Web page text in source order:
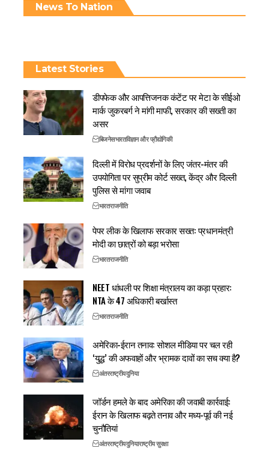
News To Nation
Latest Stories
डीपफेक और आपत्तिजनक कंटेंट पर मेटा के सीईओ
मार्क जुकरबर्ग ने मांगी माफी, सरकार की सख्ती का
असर
बिजनेसभारतविज्ञान और प्रौद्योगिकी
दिल्ली में विरोध प्रदर्शनों के लिए जंतर-मंतर की
उपयोगिता पर सुप्रीम कोर्ट सख्त, केंद्र और दिल्ली
पुलिस से मांगा जवाब
भारतराजनीति
पेपर लीक के खिलाफ सरकार सख्त: प्रधानमंत्री
मोदी का छात्रों को बड़ा भरोसा
भारतराजनीति
NEET धांधली पर शिक्षा मंत्रालय का कड़ा प्रहार:
NTA के 47 अधिकारी बर्खास्त
भारतराजनीति
अमेरिका-ईरान तनाव: सोशल मीडिया पर चल रही
‘युद्ध’ की अफवाहों और भ्रामक दावों का सच क्या है?
अंतरराष्ट्रीयदुनिया
जॉर्डन हमले के बाद अमेरिका की जवाबी कार्रवाई:
ईरान के खिलाफ बढ़ते तनाव और मध्य-पूर्व की नई
चुनौतियां
अंतरराष्ट्रीयदुनियाराष्ट्रीय सुरक्षा